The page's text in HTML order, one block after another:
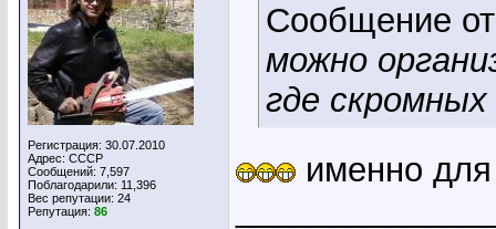
Регистрация: 30.07.2010
Адрес: СССР
Сообщений: 7,597
Поблагодарили: 11,396
Вес репутации: 24
Репутация: 86
Сообщение
можно
где
именно